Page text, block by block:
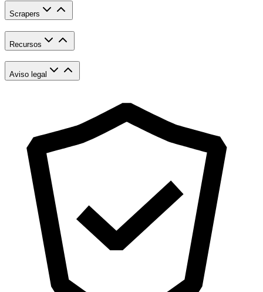
Scrapers
Recursos
Aviso legal